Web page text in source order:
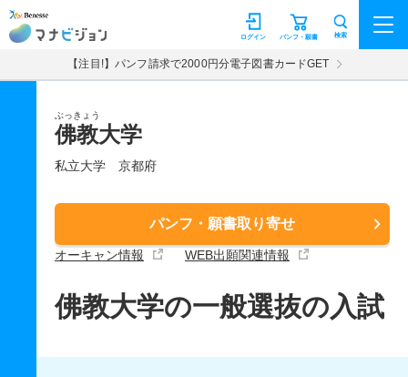
マナビジョン パンフ・願書
ログイン 検索
【注目!】パンフ請求で2000円分電子図書カードGET
ぶっきょう
佛教大学
私立大学 京都府
パンフ・願書取り寄せ
オーキャン情報 WEB出願関連情報
佛教大学の一般選抜の入試